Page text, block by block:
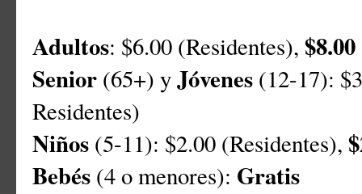
Adultos: $6.00 (Residentes), $8.00
Senior (65+) yJóvenes (12-17):
Residentes)
Niños (5-11): $2.00 (Residentes),
Bebés (4 o menores): Gratis